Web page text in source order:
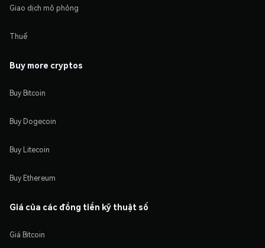
Giao dịch mô phỏng
Thuế
Buy more cryptos
Buy Bitcoin
Buy Dogecoin
Buy Litecoin
Buy Ethereum
Giá của các đồng tiền kỹ thuật số
Giá Bitcoin